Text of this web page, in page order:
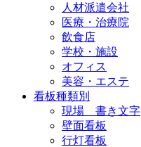
人材派遣会社
医療・治療院
飲食店
学校・施設
オフィス
美容・エステ
看板種類別
現場 書き文字
壁面看板
行灯看板